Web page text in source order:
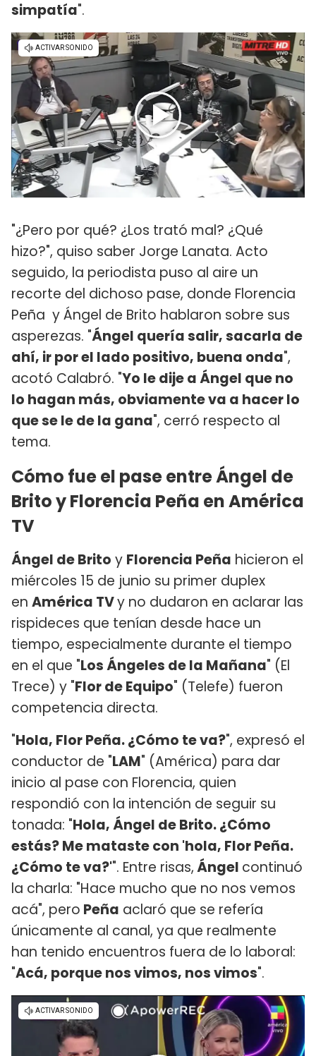
simpatía".
"¿Pero por qué? ¿Los trató mal? ¿Qué
hizo?", quiso saber Jorge Lanata. Acto
seguido, la periodista puso al aire un
recorte del dichoso pase, donde Florencia
Peña y Ángel de Brito hablaron sobre sus
asperezas. "Ángel quería salir, sacarla de
ahí, ir por el lado positivo, buena onda",
acotó Calabró. "Yo le dije a Ángel que no
lo hagan más, obviamente va a hacer lo
que se le de la gana", cerró respecto al
tema.
Cómo fue el pase entre Ángel de
Brito y Florencia Peña en América
TV
Ángel de Brito y Florencia Peña hicieron el
miércoles 15 de junio su primer duplex
en América TVy no dudaron en aclarar las
rispideces que tenían desde hace un
tiempo, especialmente durante el tiempo
en el que "Los Ángeles de la Mañana" (El
Trece) y "Flor de Equipo" (Telefe) fueron
competencia directa.
"Hola, Flor Peña. ¿Cómo te va?", expresó el
conductor de "LAM" (América) para dar
inicio al pase con Florencia, quien
respondió con la intención de seguir su
tonada: "Hola, Ángel de Brito. ¿Cómo
estás? Me mataste con 'hola, Flor Peña.
¿Cómo te va?'". Entre risas,Ángel continuó
la charla: "Hace mucho que no nos vemos
acá", pero Peña aclaró que se refería
únicamente al canal, ya que realmente
han tenido encuentros fuera de lo laboral:
"Acá, porque nos vimos, nos vimos".